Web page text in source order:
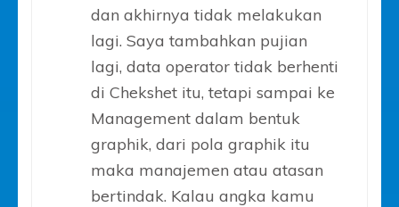
dan akhirnya tidak melakukan
lagi. Saya tambahkan pujian
lagi, data operator tidak berhenti
di Chekshet itu, tetapi sampai ke
Management dalam bentuk
graphik, dari pola graphik itu
maka manajemen atau atasan
bertindak. Kalau angka kamu